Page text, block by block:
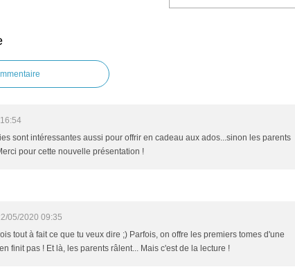
sont intéressantes aussi pour offrir en cadeau aux ados...sinon les parents
pour cette nouvelle présentation !
05/2020 09:35
tout à fait ce que tu veux dire ;) Parfois, on offre les premiers tomes d'une
finit pas ! Et là, les parents râlent... Mais c'est de la lecture !